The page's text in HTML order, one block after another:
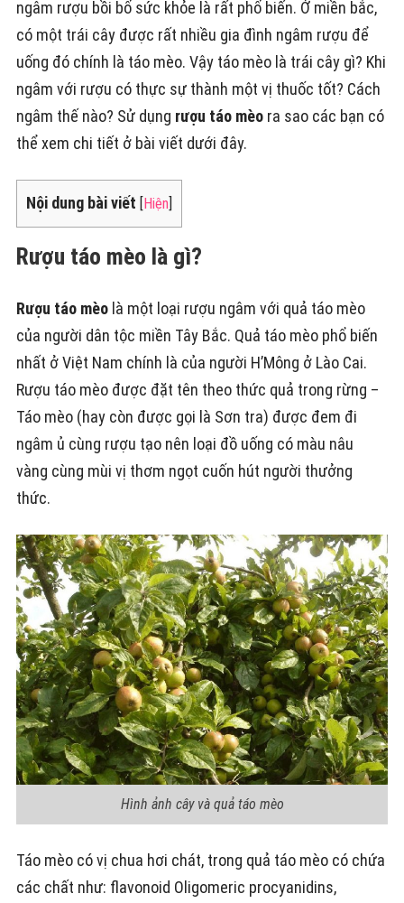
ngâm rượu bồi bổ sức khỏe là rất phổ biến. Ở miền bắc,
có một trái cây được rất nhiều gia đình ngâm rượu để
uống đó chính là táo mèo. Vậy táo mèo là trái cây gì? Khi
ngâm với rượu có thực sự thành một vị thuốc tốt? Cách
ngâm thế nào? Sử dụng rượu táo mèora sao các bạn có
thể xem chi tiết ở bài viết dưới đây.
Nội dung bài viết Hiện
Rượu táo mèo là gì?
Rượu táo mèolà một loại rượu ngâm với quả táo mèo
của người dân tộc miền Tây Bắc. Quả táo mèo phổ biến
nhất ở Việt Nam chính là của người H’Mông ở Lào Cai.
Rượu táo mèo được đặt tên theo thức quả trong rừng –
Táo mèo (hay còn được gọi là Sơn tra) được đem đi
ngâm ủ cùng rượu tạo nên loại đồ uống có màu nâu
vàng cùng mùi vị thơm ngọt cuốn hút người thưởng
thức.
Hình ảnh cây và quả táo mèo
Táo mèo có vị chua hơi chát, trong quả táo mèo có chứa
các chất như: flavonoid Oligomeric procyanidins,